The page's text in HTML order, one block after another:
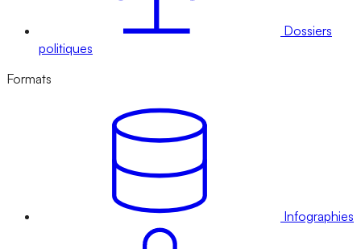
Dossiers
politiques
Formats
Infographies